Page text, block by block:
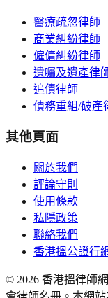
醫療疏忽律師
商業糾紛律師
僱傭糾紛律師
遺囑及遺產律
追債律師
債務重組/破產
其他頁面
關於我們
評論守則
使用條款
私隱政策
聯絡我們
香港搵公證行
© 2026 香港搵律師